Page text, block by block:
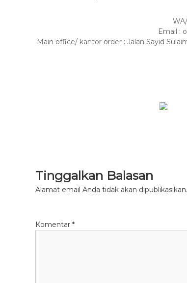
Email :
Main office/ kantor order : Jalan Sayid
Tinggalkan Balasan
Alamat email Anda tidak akan dipublikasikan.
Komentar *